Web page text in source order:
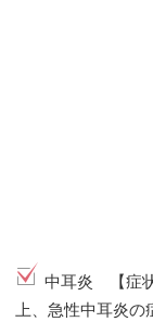
中耳炎 【症
上、急性中耳炎の